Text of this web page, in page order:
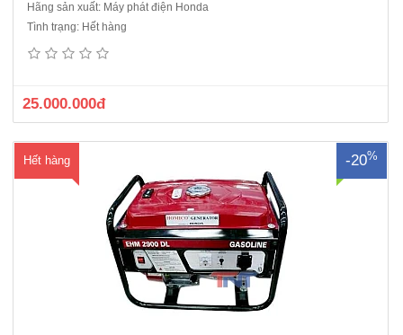
Hãng sản xuất: Máy phát điện Honda
Tình trạng: Hết hàng
25.000.000đ
Hết hàng -20%
Máy phát điện Honda EHM 2900DL (Linh kiện lắp của máy của
GX160T1VX THAILANDĐầu phát: Từ trường quay, tự kích từ, 2